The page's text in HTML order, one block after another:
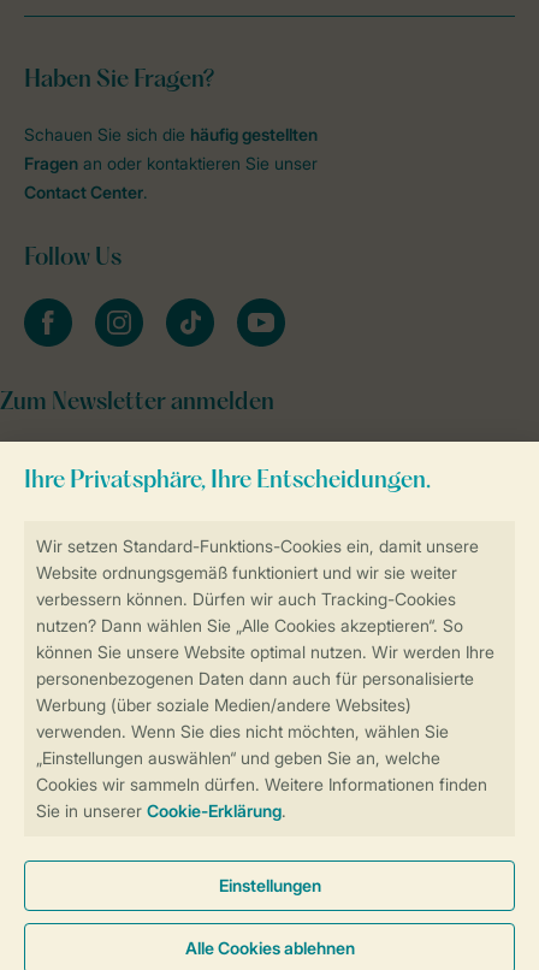
Sicherstellung Deiner Privatsphäre
Sicher und schnell zur Online-Buchung
Sichere Datenübertragung
Sicheres Bezahlen
Haben Sie Fragen?
Schauen Sie sich die häufig gestellten
Fragen an oder kontaktieren Sie unser
Contact Center.
Follow Us
facebookinstagramtiktok youtube
Zum Newsletter anmelden